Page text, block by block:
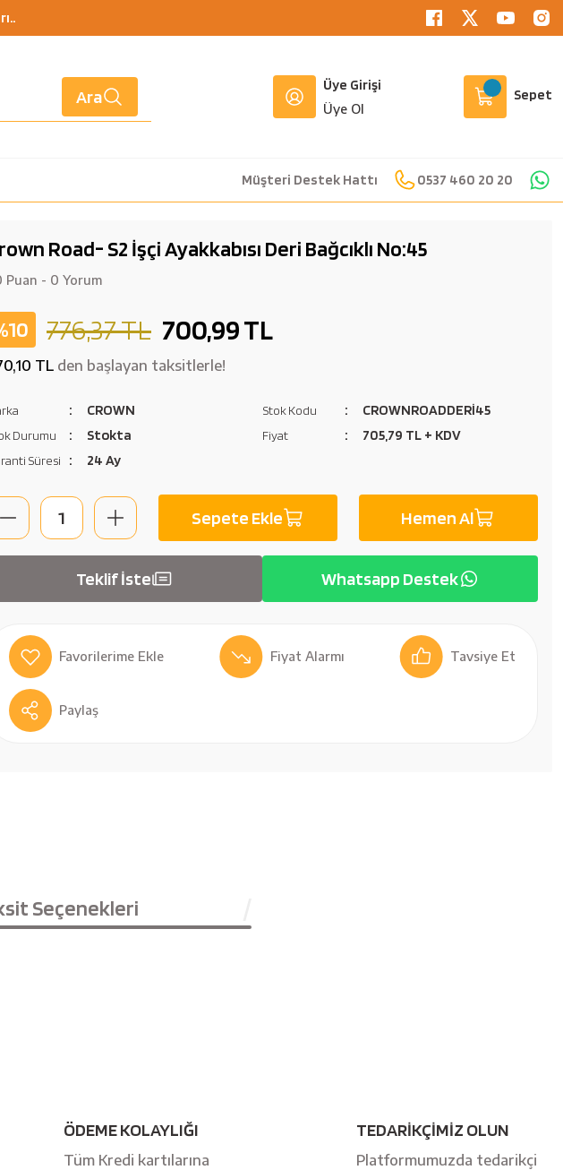
Ara
Üye Girişi
Üye Ol
Sepet
Müşteri Destek Hattı 0537 460 20 20
Road- S2 İşçi Ayakkabısı Deri Bağcıklı No:45
Puan - 0 Yorum
776,37 TL 700,99 TL
TL den başlayan taksitlerle!
CROWN Stok Kodu CROWNROADDERİ45
Durumu Stokta Fiyat 705,79 TL + KDV
Süresi 24 Ay
Sepete Ekle Hemen Al
Teklif İste Whatsapp Destek
Fiyat Alarmı Tavsiye Et
Paylaş
Seçenekleri
ÖDEME KOLAYLIĞI
Tüm Kredi kartılarına
TEDARİKÇİMİZ OLUN
Platformumuzda tedarikçi